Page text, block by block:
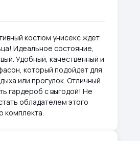
костюм унисекс ждет
Идеальное состояние,
Удобный, качественный и
который подойдет для
или прогулок. Отличный
гардероб с выгодой! Не
обладателем этого
комплекта.